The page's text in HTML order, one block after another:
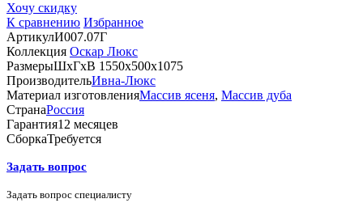
Хочу скидку
К сравнению Избранное
АртикулИ007.07Г
Коллекция Оскар Люкс
РазмерыШхГхВ 1550х500х1075
ПроизводительИвна-Люкс
Материал изготовленияМассив ясеня, Массив дуба
СтранаРоссия
Гарантия12 месяцев
СборкаТребуется
Задать вопрос
Задать вопрос специалисту